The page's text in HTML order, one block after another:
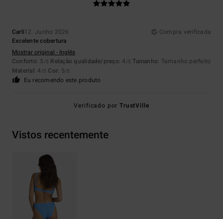
Carli12. Junho 2026
Compra verificada
Excelente cobertura
Mostrar original - Inglês
Conforto: 5 /5 Relação qualidade/preço: 4 /5 Tamanho: Tamanho perfeito
Material: 4 /5 Cor: 5/5
Eu recomendo este produto
Verificado porTrustVille
Vistos recentemente